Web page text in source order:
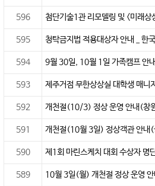
596 첨단기술1관 리모델링 및 <미래
595 청탁금지법 적용대상자 안내 _ 한
594 9월 30일, 10월 1일 가족캠프 안
593 제주거점 무한상상실 대학생 매
592 개천절(10/3) 정상 운영 안내(창
591 개천절(10월 3일) 정상객관 안내
590 제1회 마린스케치 대회 수상자 명
589 10월 3일(월) 개천절 정상 운영